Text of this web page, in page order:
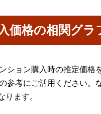
価格の相関グラ
ション購入時の推定価
参考にご活用ください
ります。